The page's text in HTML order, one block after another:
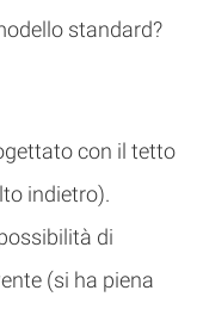
standard?
con il tetto
indietro).
di
(si ha piena